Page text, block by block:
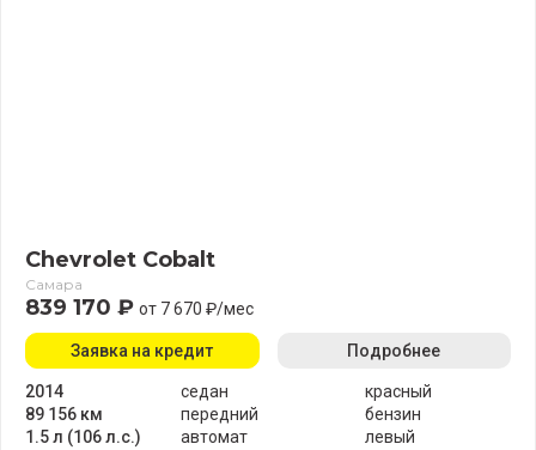
Chevrolet Cobalt
Самара
839 170 ₽ от 7 670 ₽/мес
2014
89 156 км
1.5 л (106 л.с.)
седан
передний
автомат
красный
бензин
левый
Заявка на кредит Подробнее